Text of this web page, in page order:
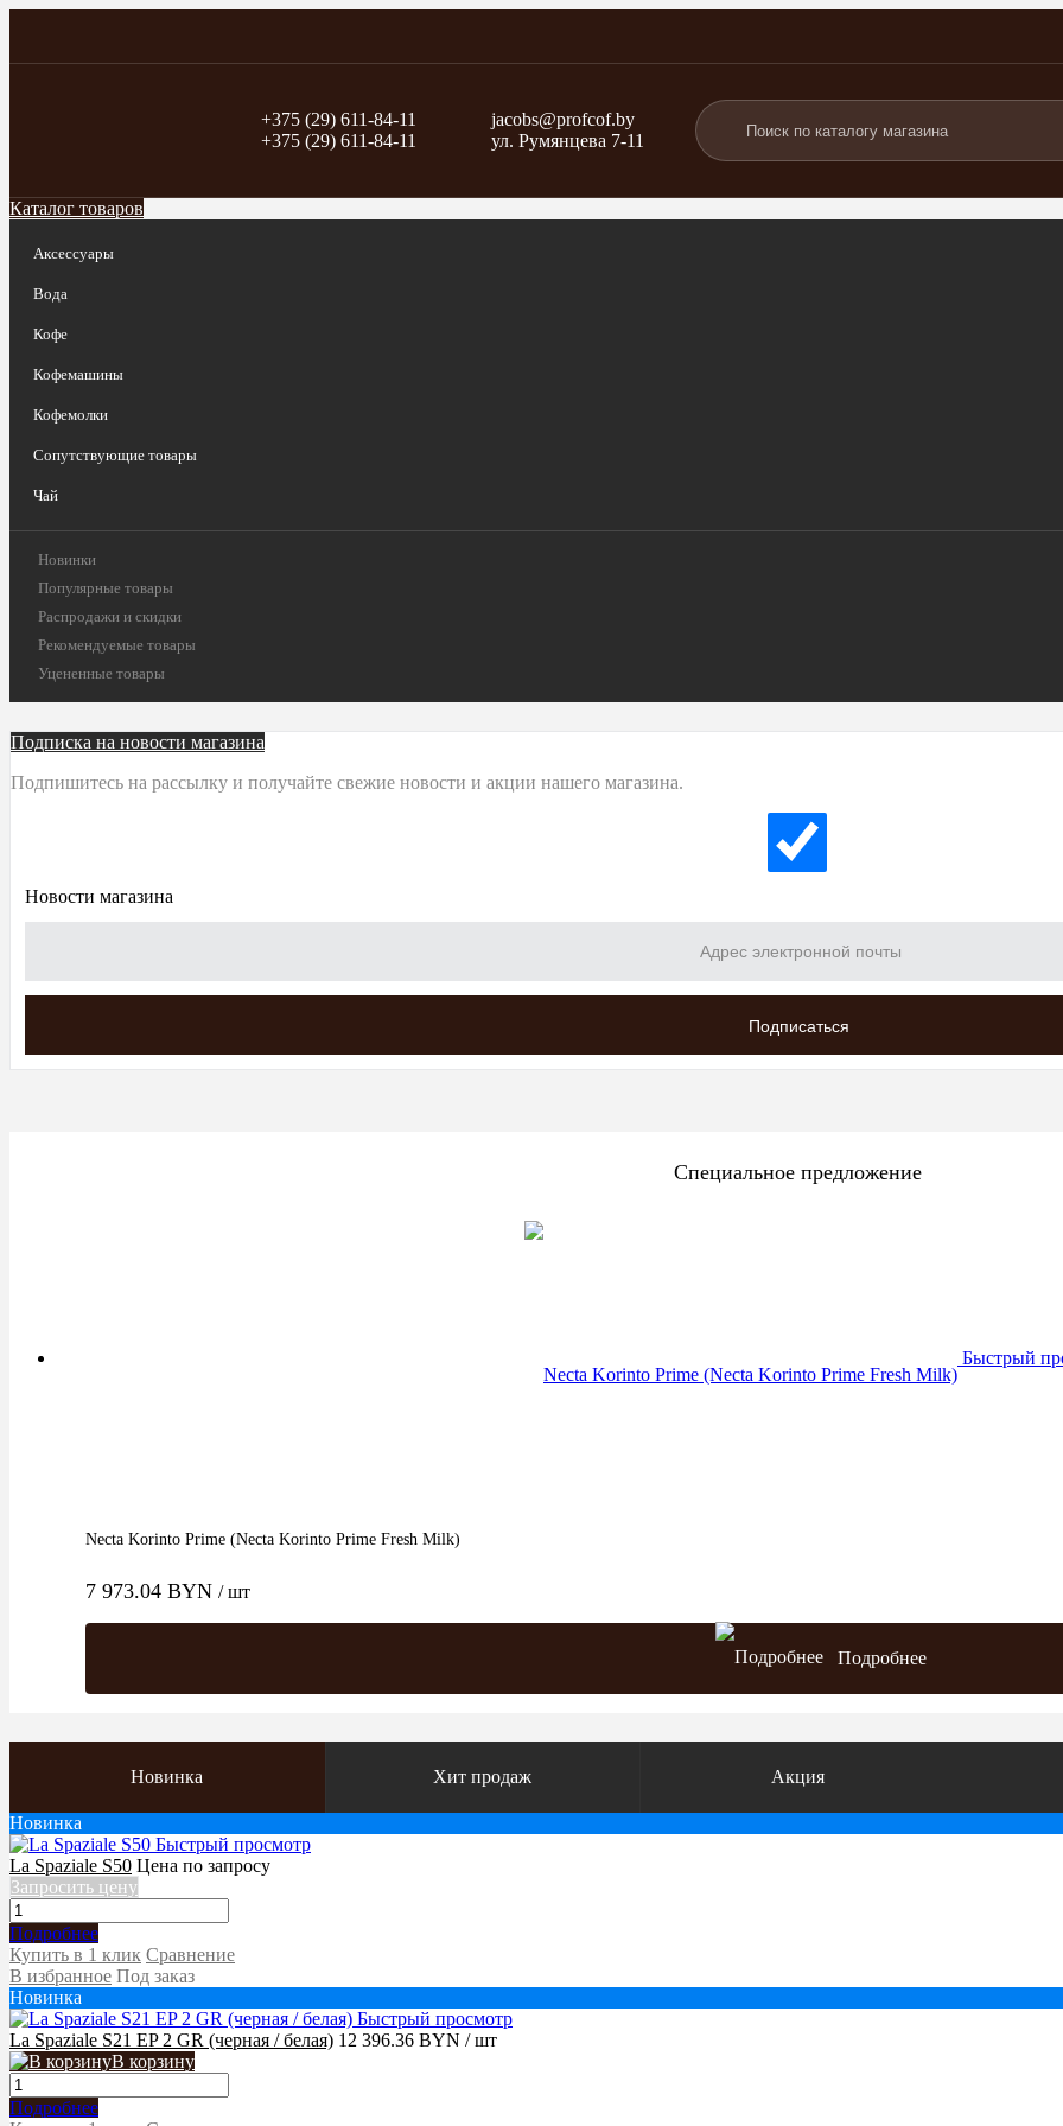
+375 (29) 611-84-11
+375 (29) 611-84-11
jacobs@profcof.by
ул. Румянцева 7-11
Каталог товаров
Аксессуары
Вода
Кофе
Кофемашины
Кофемолки
Сопутствующие товары
Чай
Новинки
Популярные товары
Распродажи и скидки
Рекомендуемые товары
Уцененные товары
Подписка на новости магазина
Подпишитесь на рассылку и получайте свежие новости и акции нашего магазина.
Новости магазина
Специальное предложение
Быстрый
Necta Korinto Prime (Necta Korinto Prime Fresh Milk)
7 973.04 BYN / шт
Подробнее
Новинка Хит продаж Акция
Новинка
Быстрый просмотр
La Spaziale S50 Цена по запросу
Запросить цену
Подробнее
Купить в 1 клик Сравнение
В избранное Под заказ
Новинка
Быстрый просмотр
La Spaziale S21 EP 2 GR (черная / белая) 12 396.36 BYN / шт
В корзину
Подробнее